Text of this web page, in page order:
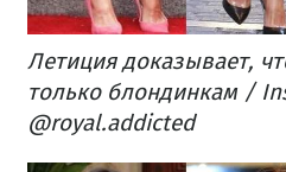
Летиция доказывает,
только блондинкам /
@royal.addicted